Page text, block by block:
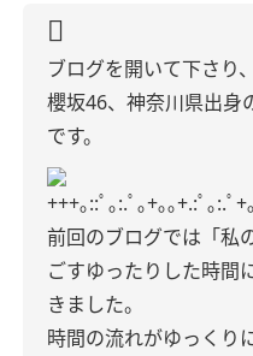
ブログを開いて下さり
櫻坂46、神奈川県出身
です。
+++｡::ﾟ｡:.ﾟ｡+｡｡+.:ﾟ｡:.ﾟ
前回のブログでは「私
ごすゆったりした時間
きました。
時間の流れがゆっくり